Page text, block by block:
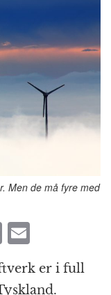
Men de må fyre med
P
ri
n
m
aier i full